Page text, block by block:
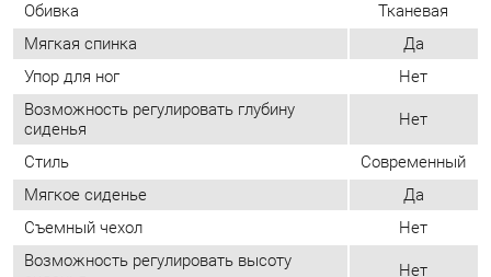
Стиль
Современный
Мягкое сиденье
Да
Съемный чехол
Нет
Возможность регулировать высоту
сиденья
Нет
ОТЗЫВЫ
Пока нет отзывов, поделитесь первым своим мнением.
ДОБАВИТЬ ОТЗЫВ